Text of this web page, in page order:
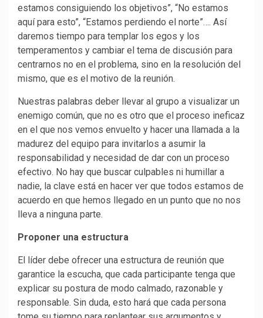
estamos consiguiendo los objetivos”, “No estamos
aquí para esto”, “Estamos perdiendo el norte”…. Así
daremos tiempo para templar los egos y los
temperamentos y cambiar el tema de discusión para
centrarnos no en el problema, sino en la resolución del
mismo, que es el motivo de la reunión.
Nuestras palabras deber llevar al grupo a visualizar un
enemigo común, que no es otro que el proceso ineficaz
en el que nos vemos envuelto y hacer una llamada a la
madurez del equipo para invitarlos a asumir la
responsabilidad y necesidad de dar con un proceso
efectivo. No hay que buscar culpables ni humillar a
nadie, la clave está en hacer ver que todos estamos de
acuerdo en que hemos llegado en un punto que no nos
lleva a ninguna parte.
Proponer una estructura
El líder debe ofrecer una estructura de reunión que
garantice la escucha, que cada participante tenga que
explicar su postura de modo calmado, razonable y
responsable. Sin duda, esto hará que cada persona